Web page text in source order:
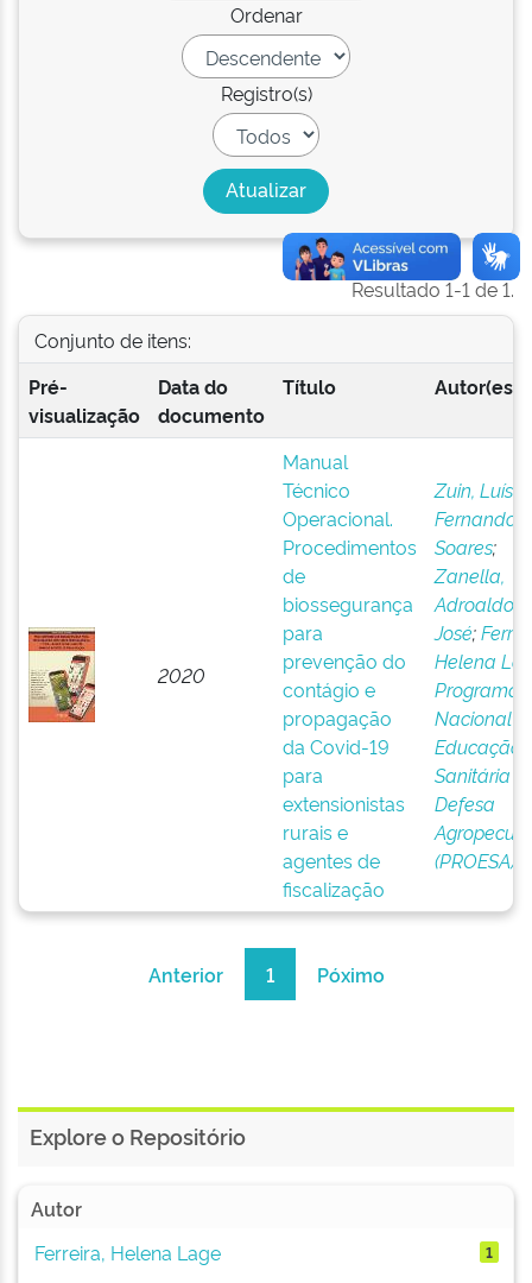
Ordenar
Registro(s)
Resultado 1-1 de 1.
Conjunto de itens:
Pré-
visualização
Data do
documento
Título Autor(es)
2020
Manual
Técnico
Operacional.
Procedimentos
de
biossegurança
para
prevenção do
contágio e
propagação
da Covid-19
para
extensionistas
rurais e
agentes de
fiscalização
Zuin, Luís
Fernando
Soares;
Zanella,
Adroaldo
José;
Helena
Programa
Nacional
Educação
Sanitária
Defesa
(PROESA)
Anterior 1 Póximo
Explore o Repositório
Autor
Ferreira, Helena Lage
1